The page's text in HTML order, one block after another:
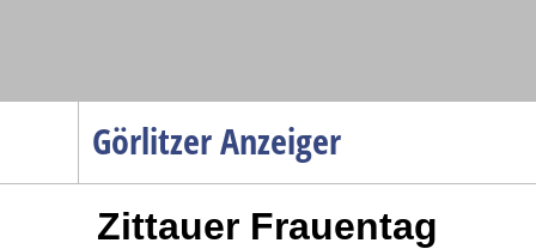
Görlitzer Anzeiger
MenüpunkteZittauer Frauentag